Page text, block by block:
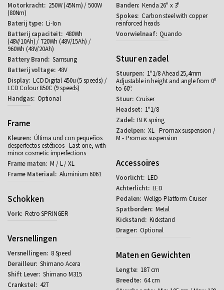
250W (45Nm) / 500W
(80Nm)
Li-Ion
480Wh
(48V/10Ah) / 720Wh (48V/15Ah) /
960Wh (48V/20Ah)
Samsung
48V
LCD Digital 450u (5 speeds) /
LCD Colour 850C (9 speeds)
Optional
Frame
Última und con pequeños
desperfectos estéticos - Last one, with
minor cosmetic imperfections
M / L / XL
Aluminium 6061
Schokken
Retro SPRINGER
Versnellingen
8 Speed
Shimano Acera
Shimano M315
42T
Kenda 26" x 3"
Carbon steel with copper
reinforced heads
Quando
Stuur en zadel
1"1/8 Ahead 25,4mm
Adjustable in height and angle from 0º
to 60º.
Cruiser
1"1/8
BLK spring
XL - Promax suspension /
M - Promax suspension
Accessoires
LED
LED
Wellgo Platform Cruiser
Metal
Kickstand
Optional
Maten en Gewichten
187 cm
64 cm